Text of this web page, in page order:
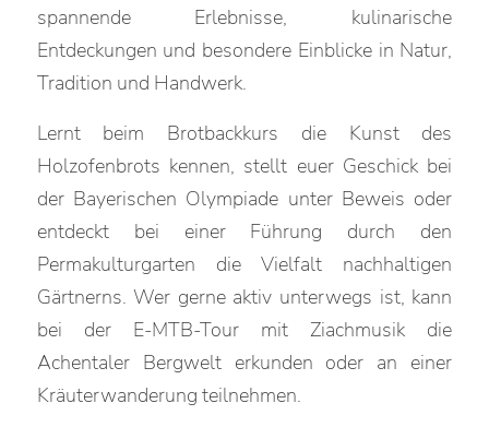
spannende Erlebnisse, kulinarische
Entdeckungen und besondere Einblicke in Natur,
Tradition und Handwerk.
Lernt beim Brotbackkurs die Kunst des
Holzofenbrots kennen, stellt euer Geschick bei
der Bayerischen Olympiade unter Beweis oder
entdeckt bei einer Führung durch den
Permakulturgarten die Vielfalt nachhaltigen
Gärtnerns. Wer gerne aktiv unterwegs ist, kann
bei der E-MTB-Tour mit Ziachmusik die
Achentaler Bergwelt erkunden oder an einer
Kräuterwanderung teilnehmen.